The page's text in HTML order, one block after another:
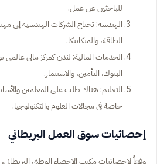
للباحثين عن عمل.
الهندسة: تحتاج الشركات الهندسية إلى
الطاقة، والميكانيكا.
الخدمات المالية: لندن كمركز مالي
البنوك، التأمين، والاستثمار.
التعليم: هناك طلب على المعلمين
خاصة في مجالات العلوم والتكنولوجيا.
إحصائيات سوق العمل البريطاني
وفقاً لإحصائيات مكتب الإحصاء الوطني